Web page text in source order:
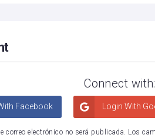
Connect with:
Facebook Login With
correo electrónico no será publicada. Los